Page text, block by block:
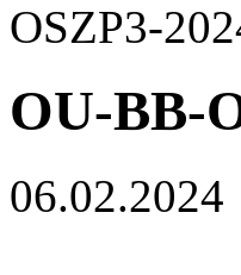
OSZP3-
OU-BB-
06.02.2024